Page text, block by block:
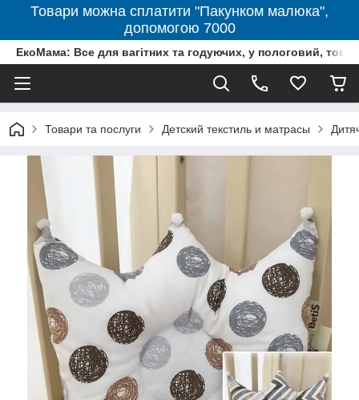
Товари можна сплатити "Пакунком малюка",
допомогою 7000
ЕкоМама: Все для вагітних та годуючих, у пологовий,
Товари та послуги Детский текстиль и матрасы